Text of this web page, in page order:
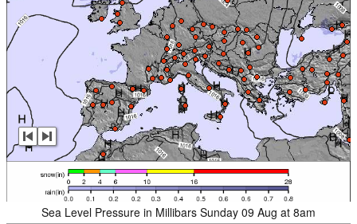
Sea Level Pressure in Millibars Sunday 09 Aug at 8am